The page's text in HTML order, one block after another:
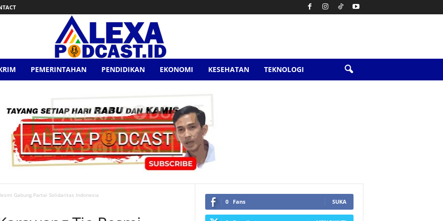
PEMERINTAHAN PENDIDIKAN EKONOMI KESEHATAN TEKNOLOGI
Gabung Partai Solidaritas Indonesia
0 Fans SUKA